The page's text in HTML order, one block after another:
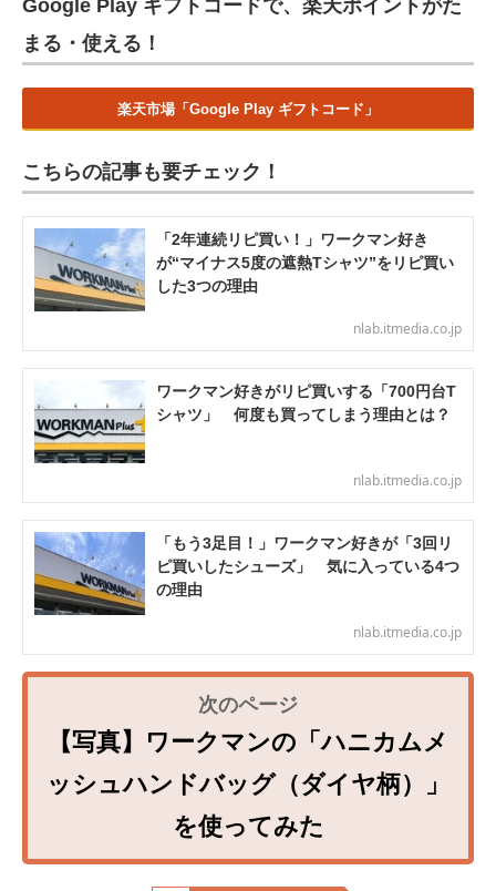
Google Play ギフトコードで、楽天ポイントがた
まる・使える！
楽天市場「Google Play ギフトコード」
こちらの記事も要チェック！
「2年連続リピ買い！」ワークマン好き
が“マイナス5度の遮熱Tシャツ”をリピ買い
した3つの理由
nlab.itmedia.co.jp
ワークマン好きがリピ買いする「700円台T
シャツ」 何度も買ってしまう理由とは？
nlab.itmedia.co.jp
「もう3足目！」ワークマン好きが「3回リ
ピ買いしたシューズ」 気に入っている4つ
の理由
nlab.itmedia.co.jp
【写真】ワークマンの「ハニカムメ
ッシュハンドバッグ（ダイヤ柄）」
を使ってみた